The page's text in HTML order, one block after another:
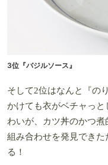
3位『バジルソース』
そして2位はなんと『の
かけても衣がベチャっ
わいが、カツ丼のかつ
組み合わせを発見でき
る！